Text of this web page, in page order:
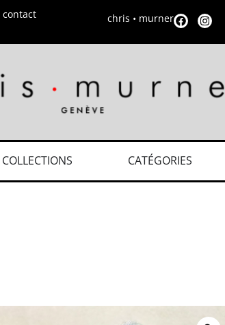
contact chris • murner
COLLECTIONS CATÉGORIES